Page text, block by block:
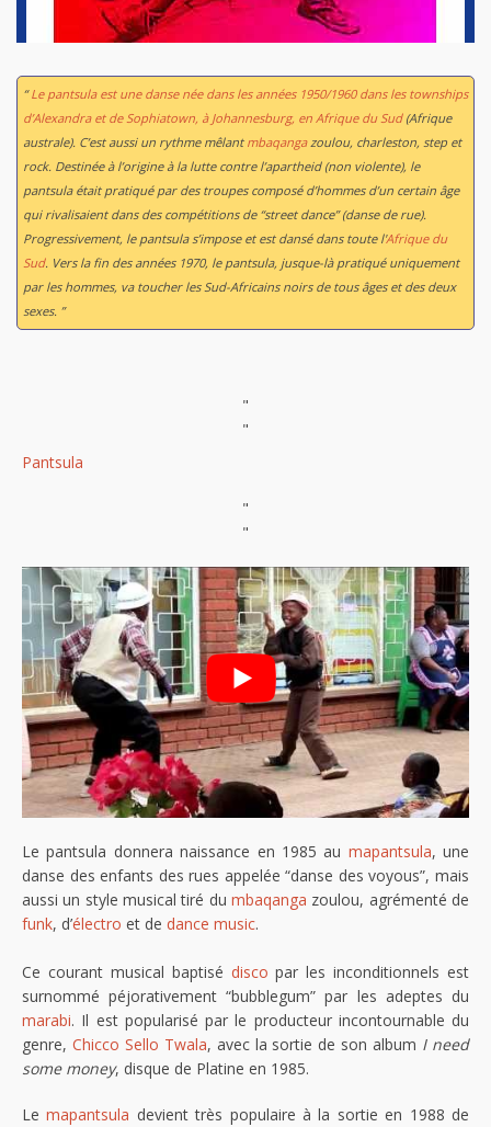
“Le pantsula est une danse née dans les années 1950/1960 dans les townships
d’Alexandra et de Sophiatown, à Johannesburg, en Afrique du Sud(Afrique
australe). C’est aussi un rythme mêlant mbaqangazoulou, charleston, step et
rock. Destinée à l’origine à la lutte contre l’apartheid (non violente), le
pantsula était pratiqué par des troupes composé d’hommes d’un certain âge
qui rivalisaient dans des compétitions de “street dance” (danse de rue).
Progressivement, le pantsula s’impose et est dansé dans toute l'Afrique du
Sud. Vers la fin des années 1970, le pantsula, jusque-là pratiqué uniquement
par les hommes, va toucher les Sud-Africains noirs de tous âges et des deux
sexes. ”
"
"
Pantsula
"
"
Le pantsula donnera naissance en 1985 au mapantsula, une
danse des enfants des rues appelée “danse des voyous”, mais
aussi un style musical tiré du mbaqanga zoulou, agrémenté de
funk, d’électro et de dance music.
Ce courant musical baptisé disco par les inconditionnels est
surnommé péjorativement “bubblegum” par les adeptes du
marabi. Il est popularisé par le producteur incontournable du
genre, Chicco Sello Twala, avec la sortie de son album I need
some money, disque de Platine en 1985.
Lemapantsula devient très populaire à la sortie en 1988 de